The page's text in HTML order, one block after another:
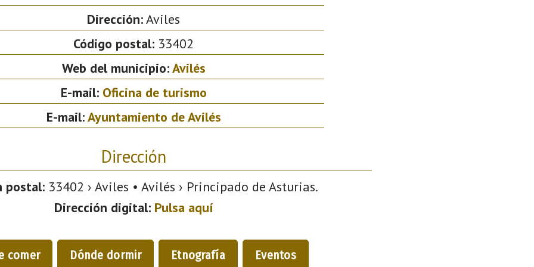
Dirección:Aviles
Código postal: 33402
Web del municipio:Avilés
E-mail: Oficina de turismo
E-mail:Ayuntamiento de Avilés
Dirección
postal:33402 › Aviles • Avilés › Principado de Asturias.
Dirección digital: Pulsa aquí
comer Dónde dormir Etnografía Eventos